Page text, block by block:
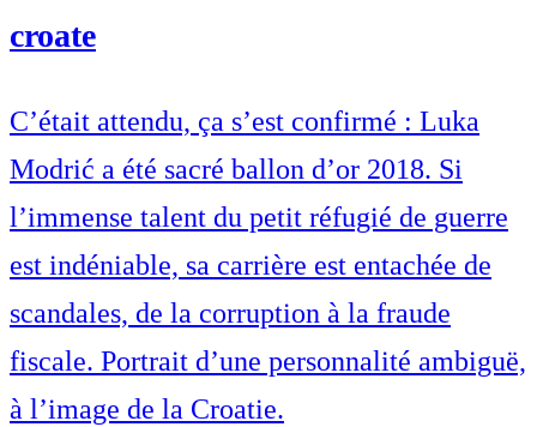
croate
C’était attendu, ça s’est confirmé : Luka
Modrić a été sacré ballon d’or 2018. Si
l’immense talent du petit réfugié de guerre
est indéniable, sa carrière est entachée de
scandales, de la corruption à la fraude
fiscale. Portrait d’une personnalité ambiguë,
à l’image de la Croatie.